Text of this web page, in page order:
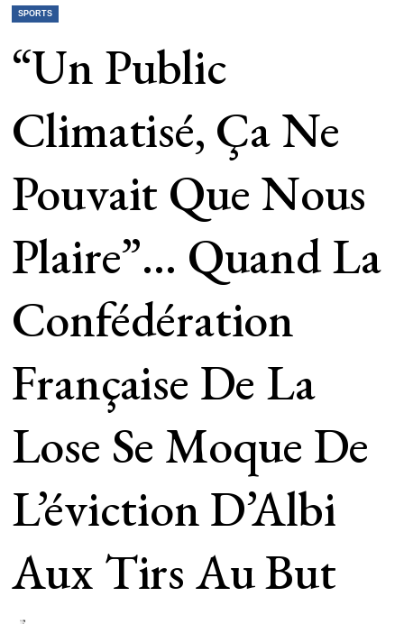
SPORTS
“Un Public
Climatisé, Ça Ne
Pouvait Que Nous
Plaire”… Quand La
Confédération
Française De La
Lose Se Moque De
L’éviction D’Albi
Aux Tirs Au But